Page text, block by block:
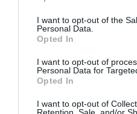
I want to opt-out of the
Personal Data.
Opted In
I want to opt-out of
Personal Data for
Opted In
I want to opt-out of
DERNIERS
atplhkt a commenté l'article :